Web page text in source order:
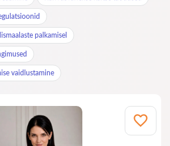
palkamisel
vaidlustamine